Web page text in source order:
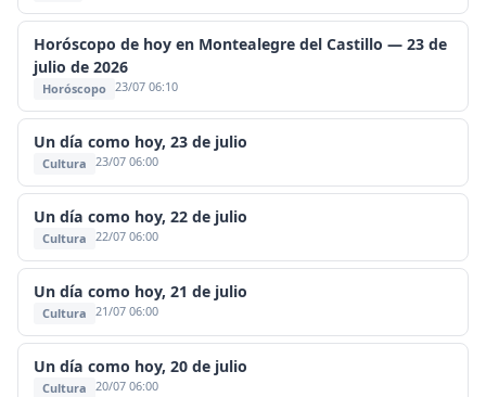
Horóscopo de hoy en Montealegre del Castillo — 23 de
julio de 2026
Horóscopo 23/07 06:10
Un día como hoy, 23 de julio
Cultura 23/07 06:00
Un día como hoy, 22 de julio
Cultura 22/07 06:00
Un día como hoy, 21 de julio
Cultura 21/07 06:00
Un día como hoy, 20 de julio
Cultura 20/07 06:00